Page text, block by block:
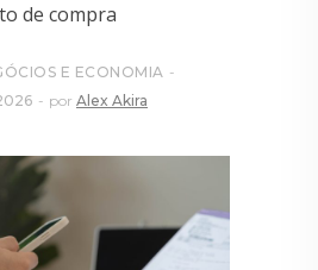
de compra
E ECONOMIA
por Alex Akira